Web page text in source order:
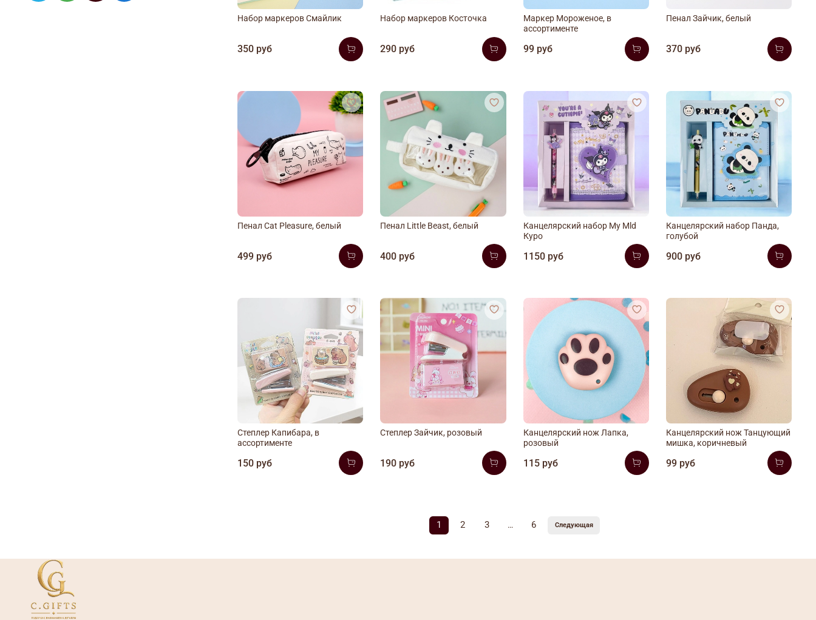
Набор маркеров Смайлик
350 руб
Набор маркеров Косточка
290 руб
Маркер Мороженое, в
ассортименте
99 руб
Пенал Зайчик, белый
370 руб
Пенал Cat Pleasure, белый
499 руб
Пенал Little Beast, белый
400 руб
Канцелярский набор My Mld
Куро
1150 руб
Канцелярский набор Панда,
голубой
900 руб
Степлер Капибара, в
ассортименте
150 руб
Степлер Зайчик, розовый
190 руб
Канцелярский нож Лапка,
розовый
115 руб
Канцелярский нож Танцующий
мишка, коричневый
99 руб
1 2 3 … 6 Следующая